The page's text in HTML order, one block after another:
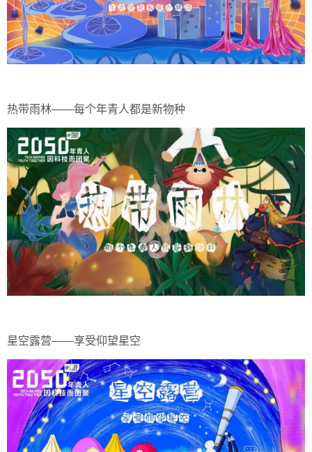
热带雨林——每个年青人都是新物种
星空露营——享受仰望星空